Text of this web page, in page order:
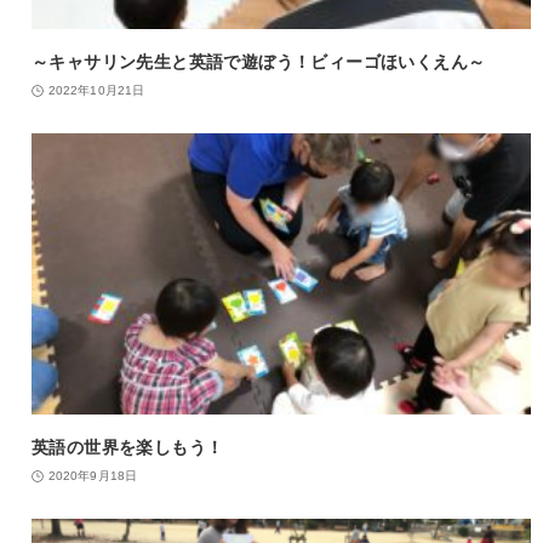
～キャサリン先生と英語で遊ぼう！ビィーゴほいくえん～
2022年10月21日
英語の世界を楽しもう！
2020年9月18日